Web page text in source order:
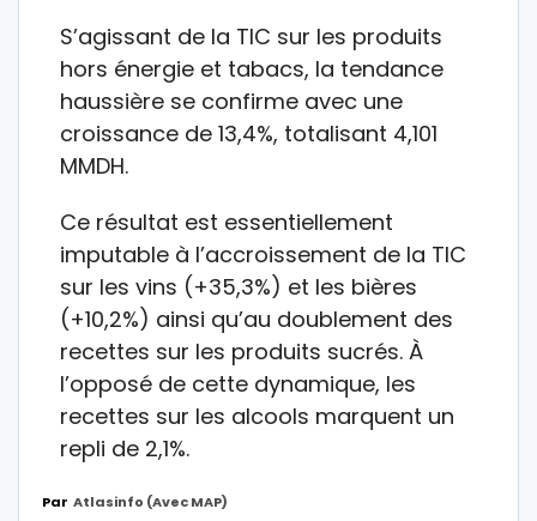
S’agissant de la TIC sur les produits
hors énergie et tabacs, la tendance
haussière se confirme avec une
croissance de 13,4%, totalisant 4,101
MMDH.
Ce résultat est essentiellement
imputable à l’accroissement de la TIC
sur les vins (+35,3%) et les bières
(+10,2%) ainsi qu’au doublement des
recettes sur les produits sucrés. À
l’opposé de cette dynamique, les
recettes sur les alcools marquent un
repli de 2,1%.
Par Atlasinfo (avec MAP)